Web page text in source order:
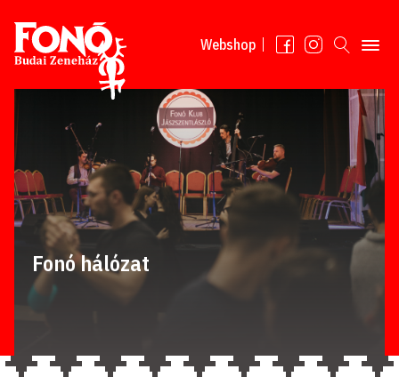
Tovább a tartalomhoz
Webshop
Fonó hálózat